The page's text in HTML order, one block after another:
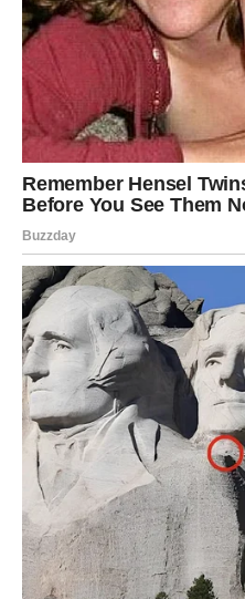
Zvijezde vam donose
mijenja mnogo toga.
Jedna osoba sada vam
skriva.
Veliko iznenađenje
Pred vama su veoma
RIBE
Ribe ulaze u veoma nježan
Ljubav, pažnja i osjećaj
vaše svakodnevice.
Srce konačno
Pred vama su trenuci puni